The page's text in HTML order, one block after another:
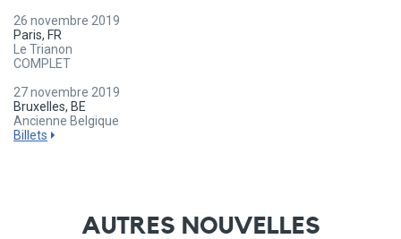
26 novembre 2019
Paris, FR
Le Trianon
COMPLET
27 novembre 2019
Bruxelles, BE
Ancienne Belgique
Billets
AUTRES NOUVELLES